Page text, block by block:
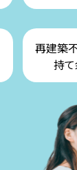
再建築
持て